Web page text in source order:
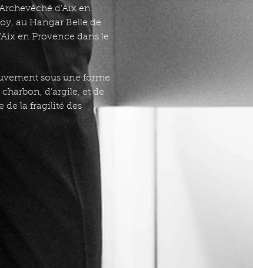
d’Aix en
au Hangar Belle de
en Provence dans le
sous une forme
d’argile, et de
de la fragilité des